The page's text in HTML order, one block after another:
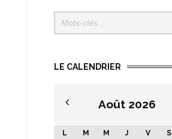
LE CALENDRIER
Août 2026
L M M J V S